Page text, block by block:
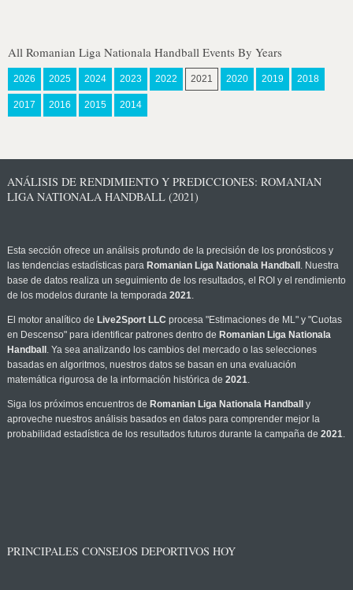
All Romanian Liga Nationala Handball Events By Years
2026 2025 2024 2023 2022 2021 2020 2019 2018
2017 2016 2015 2014
ANÁLISIS DE RENDIMIENTO Y PREDICCIONES: ROMANIAN
LIGA NATIONALA HANDBALL (2021)
Esta sección ofrece un análisis profundo de la precisión de los pronósticos y
las tendencias estadísticas para Romanian Liga Nationala Handball . Nuestra
base de datos realiza un seguimiento de los resultados, el ROI y el rendimiento
de los modelos durante la temporada 2021.
El motor analítico de Live2Sport LLC procesa "Estimaciones de ML" y "Cuotas
en Descenso" para identificar patrones dentro de Romanian Liga Nationala
Handball . Ya sea analizando los cambios del mercado o las selecciones
basadas en algoritmos, nuestros datos se basan en una evaluación
matemática rigurosa de la información histórica de 2021.
Siga los próximos encuentros de Romanian Liga Nationala Handball
y
aproveche nuestros análisis basados en datos para comprender mejor la
probabilidad estadística de los resultados futuros durante la campaña de 2021.
PRINCIPALES CONSEJOS DEPORTIVOS HOY